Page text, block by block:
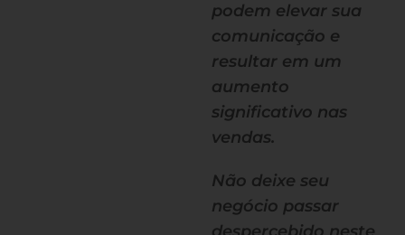
podem elevar sua
comunicação e
resultar em um
aumento
significativo nas
vendas.
Não deixe seu
negócio passar